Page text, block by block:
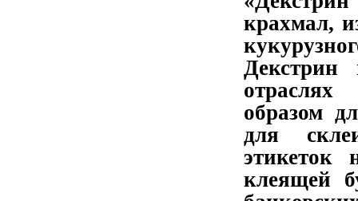
крахмал,
образом
для
этикеток
клеящей